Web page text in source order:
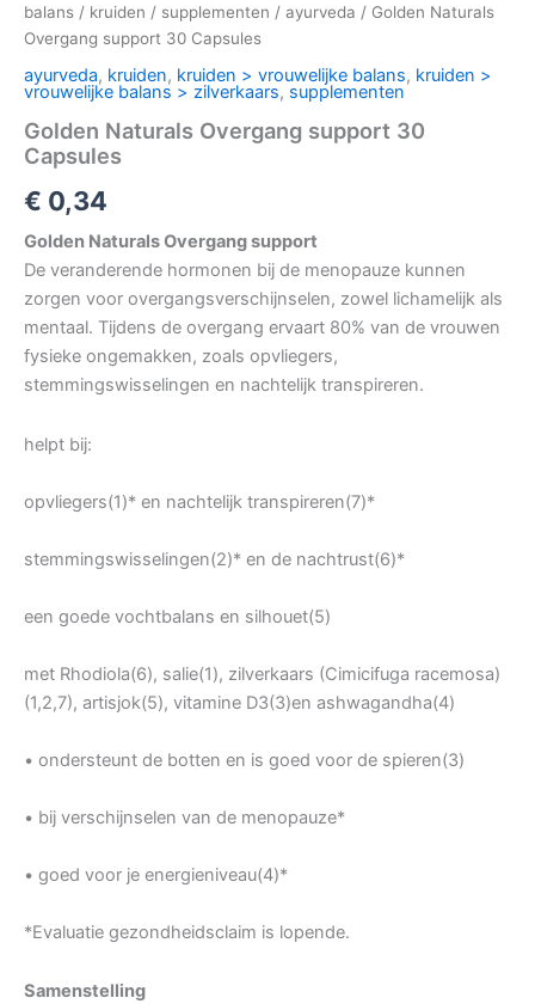
balans / kruiden / supplementen / ayurveda / Golden Naturals
Overgang support 30 Capsules
ayurveda, kruiden, kruiden > vrouwelijke balans, kruiden >
vrouwelijke balans > zilverkaars, supplementen
Golden Naturals Overgang support 30
Capsules
€ 0,34
Golden Naturals Overgang support
De veranderende hormonen bij de menopauze kunnen
zorgen voor overgangsverschijnselen, zowel lichamelijk als
mentaal. Tijdens de overgang ervaart 80% van de vrouwen
fysieke ongemakken, zoals opvliegers,
stemmingswisselingen en nachtelijk transpireren.
helpt bij:
opvliegers(1)* en nachtelijk transpireren(7)*
stemmingswisselingen(2)* en de nachtrust(6)*
een goede vochtbalans en silhouet(5)
met Rhodiola(6), salie(1), zilverkaars (Cimicifuga racemosa)
(1,2,7), artisjok(5), vitamine D3(3)en ashwagandha(4)
• ondersteunt de botten en is goed voor de spieren(3)
• bij verschijnselen van de menopauze*
• goed voor je energieniveau(4)*
*Evaluatie gezondheidsclaim is lopende.
Samenstelling